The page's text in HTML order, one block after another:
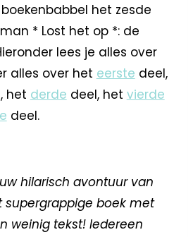
het zesde
* Lost het op *: de
lees je alles over
alles over het eerste deel,
het derde deel, het vierde
deel.
hilarisch avontuur van
supergrappige boek met
weinig tekst! Iedereen